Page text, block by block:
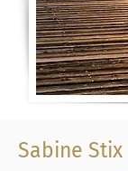
Sabine Stix